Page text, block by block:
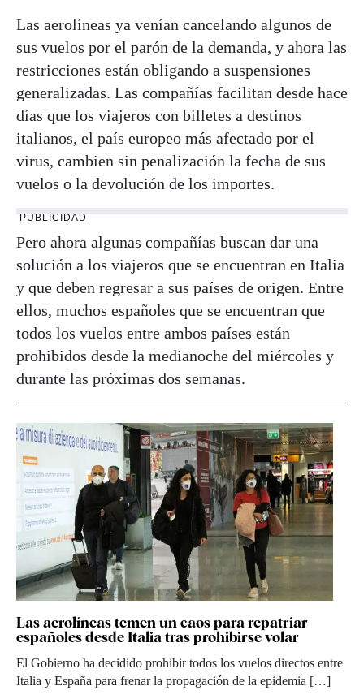
Las aerolíneas ya venían cancelando algunos de
sus vuelos por el parón de la demanda, y ahora las
restricciones están obligando a suspensiones
generalizadas. Las compañías facilitan desde hace
días que los viajeros con billetes a destinos
italianos, el país europeo más afectado por el
virus, cambien sin penalización la fecha de sus
vuelos o la devolución de los importes.
PUBLICIDAD
Pero ahora algunas compañías buscan dar una
solución a los viajeros que se encuentran en Italia
y que deben regresar a sus países de origen. Entre
ellos, muchos españoles que se encuentran que
todos los vuelos entre ambos países están
prohibidos desde la medianoche del miércoles y
durante las próximas dos semanas.
Las aerolíneas temen un caos para repatriar
españoles desde Italia tras prohibirse volar
El Gobierno ha decidido prohibir todos los vuelos directos entre
Italia y España para frenar la propagación de la epidemia […]